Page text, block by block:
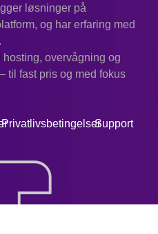
løsninger på
og har erfaring med
overvågning og
til fast pris og med fokus
PrivatlivsbetingelserSupport